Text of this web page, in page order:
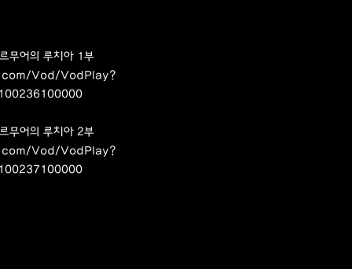
무어의 루치아 1부
Vod/VodPlay?
무어의 루치아 2부
Vod/VodPlay?